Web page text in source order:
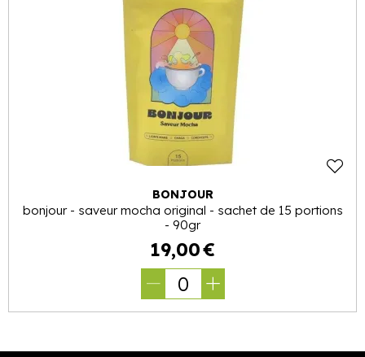
BONJOUR
bonjour - saveur mocha original - sachet de 15 portions
- 90gr
19,00€
0